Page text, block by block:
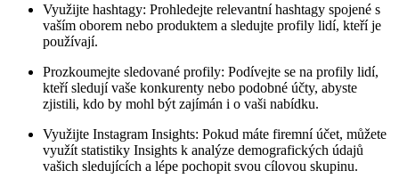
Využijte hashtagy: Prohledejte relevantní hashtagy spojené s
vaším oborem nebo produktem a sledujte profily lidí, kteří je
používají.
Prozkoumejte sledované profily: Podívejte se na profily lidí,
kteří sledují vaše konkurenty nebo podobné účty, abyste
zjistili, kdo by mohl být zajímán i o vaši nabídku.
Využijte Instagram Insights: Pokud máte firemní účet, můžete
využít statistiky Insights k analýze demografických údajů
vašich sledujících a lépe pochopit svou cílovou skupinu.